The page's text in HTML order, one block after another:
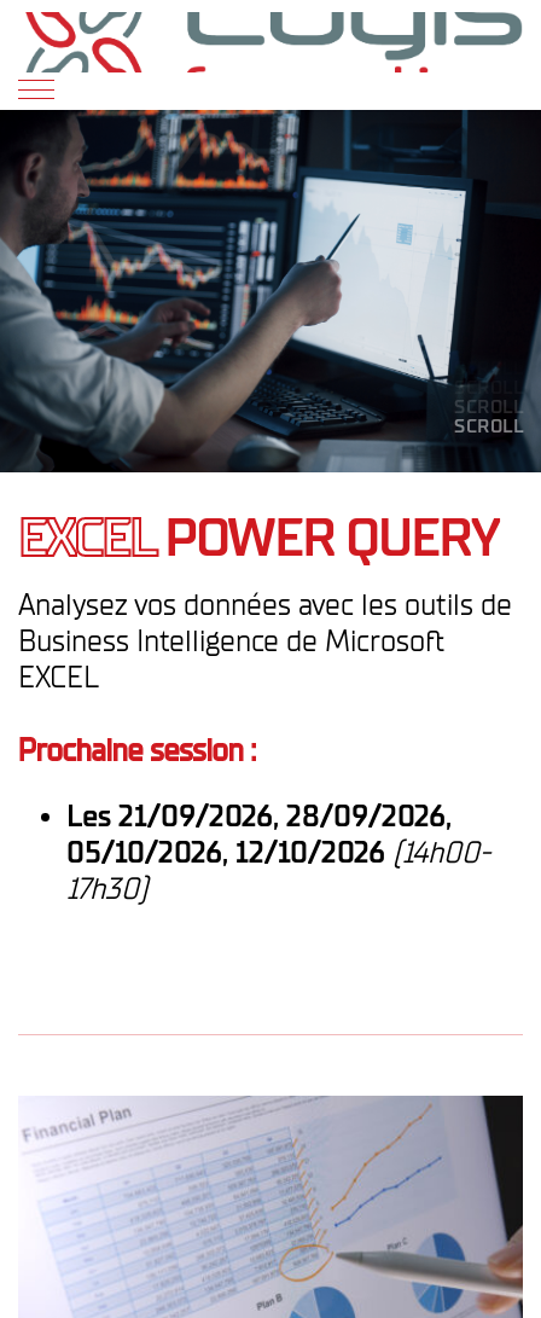
SCROLL
SCROLL
SCROLL
SCROLL
EXCELPOWER QUERY
Analysez vos données avec les outils de
Business Intelligence de Microsoft
EXCEL
Prochaine session :
Les 21/09/2026, 28/09/2026,
05/10/2026, 12/10/2026 (14h00-
17h30)